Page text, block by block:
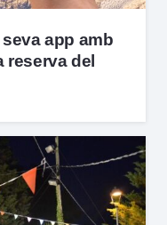
app amb
reserva del